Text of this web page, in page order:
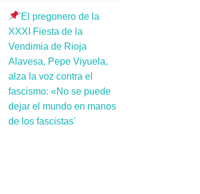
'El pregonero de la
XXXI Fiesta de la
Vendimia de Rioja
Alavesa, Pepe Viyuela,
alza la voz contra el
fascismo: «No se puede
dejar el mundo en manos
de los fascistas'